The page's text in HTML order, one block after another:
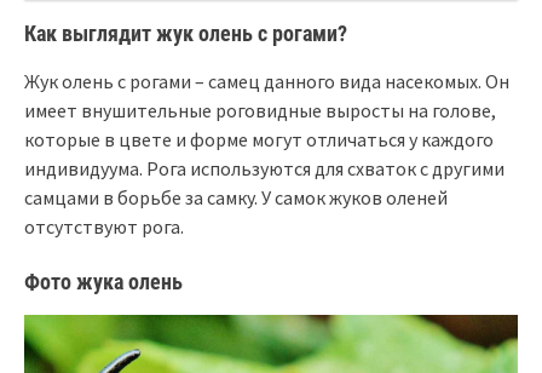
Как выглядит жук олень с рогами?
Жук олень с рогами – самец данного вида насекомых. Он
имеет внушительные роговидные выросты на голове,
которые в цвете и форме могут отличаться у каждого
индивидуума. Рога используются для схваток с другими
самцами в борьбе за самку. У самок жуков оленей
отсутствуют рога.
Фото жука олень